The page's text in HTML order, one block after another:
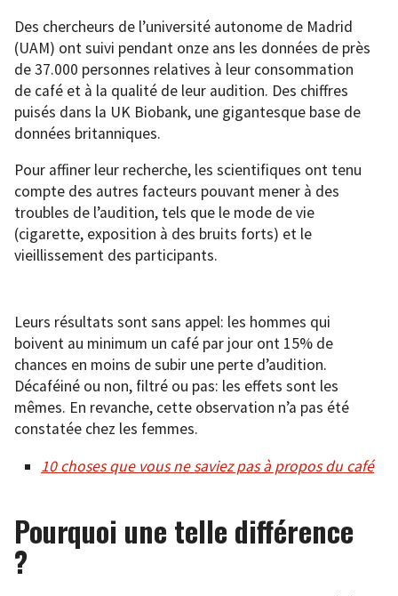
Des chercheurs de l’université autonome de Madrid
(UAM) ont suivi pendant onze ans les données de près
de 37.000 personnes relatives à leur consommation
de café et à la qualité de leur audition. Des chiffres
puisés dans la UK Biobank, une gigantesque base de
données britanniques.
Pour affiner leur recherche, les scientifiques ont tenu
compte des autres facteurs pouvant mener à des
troubles de l’audition, tels que le mode de vie
(cigarette, exposition à des bruits forts) et le
vieillissement des participants.
Leurs résultats sont sans appel: les hommes qui
boivent au minimum un café par jour ont 15% de
chances en moins de subir une perte d’audition.
Décaféiné ou non, filtré ou pas: les effets sont les
mêmes. En revanche, cette observation n’a pas été
constatée chez les femmes.
10 choses que vous ne saviez pas à propos du café
Pourquoi une telle différence
?